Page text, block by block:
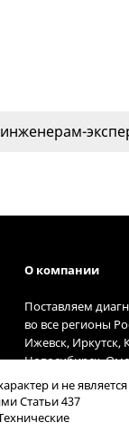
О компании
Поставляем
во все регионы
Ижевск, Иркутск,
Новосибирск,
Тольятти,
курьерские
и не является
Статьи 437